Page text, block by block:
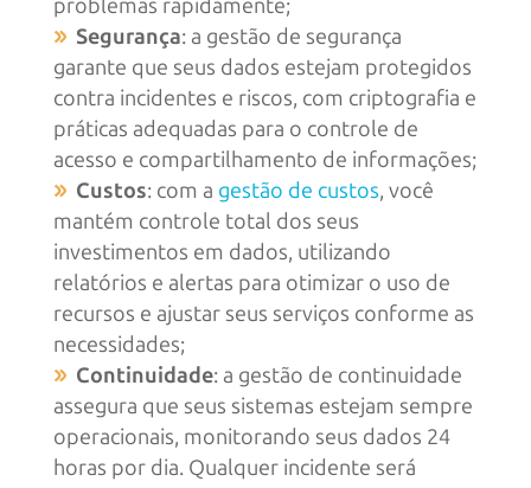
problemas rapidamente;
Segurança: a gestão de segurança
garante que seus dados estejam protegidos
contra incidentes e riscos, com criptografia e
práticas adequadas para o controle de
acesso e compartilhamento de informações;
Custos: com a gestão de custos, você
mantém controle total dos seus
investimentos em dados, utilizando
relatórios e alertas para otimizar o uso de
recursos e ajustar seus serviços conforme as
necessidades;
Continuidade: a gestão de continuidade
assegura que seus sistemas estejam sempre
operacionais, monitorando seus dados 24
horas por dia. Qualquer incidente será